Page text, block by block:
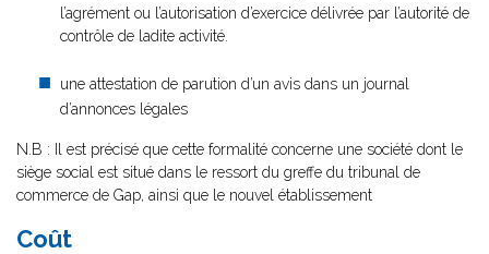
l’agrément ou l’autorisation d’exercice délivrée par l’autorité de
contrôle de ladite activité.
une attestation de parution d’un avis dans un journal
d’annonces légales
N.B : Il est précisé que cette formalité concerne une société dont le
siège social est situé dans le ressort du greffe du tribunal de
commerce de Gap, ainsi que le nouvel établissement
Coût